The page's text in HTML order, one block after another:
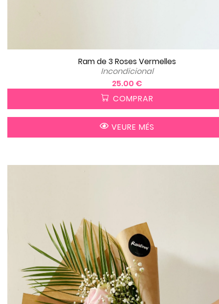
Ram de 3 Roses Vermelles
Incondicional
25.00 €
COMPRAR
VEURE MÉS